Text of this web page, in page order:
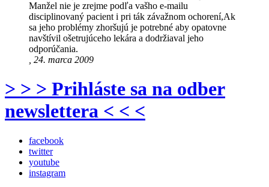
Manžel nie je zrejme podľa vašho e-mailu
disciplinovaný pacient i pri ták závažnom ochorení,Ak
sa jeho problémy zhoršujú je potrebné aby opatovne
navštívil ošetrujúceho lekára a dodržiaval jeho
odporúčania.
, 24. marca 2009
> > > Prihláste sa na odber
newslettera < < <
facebook
twitter
youtube
instagram